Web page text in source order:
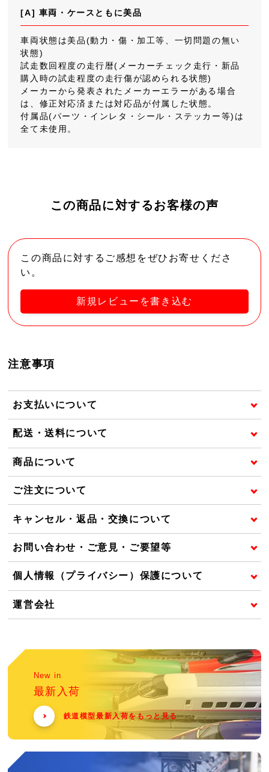
[A] 車両・ケースともに美品
車両状態は美品(動力・傷・加工等、一切問題の無い
状態)
試走数回程度の走行暦(メーカーチェック走行・新品
購入時の試走程度の走行傷が認められる状態)
メーカーから発表されたメーカーエラーがある場合
は、修正対応済または対応品が付属した状態。
付属品(パーツ・インレタ・シール・ステッカー等)は
全て未使用。
この商品に対するお客様の声
この商品に対するご感想をぜひお寄せくださ
い。
新規レビューを書き込む
注意事項
お支払いについて
配送・送料について
商品について
ご注文について
キャンセル・返品・交換について
お問い合わせ・ご意見・ご要望等
個人情報（プライバシー）保護について
運営会社
New in
最新入荷
鉄道模型最新入荷をもっと見る